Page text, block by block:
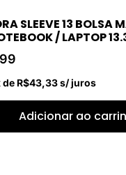
SLEEVE 13 BOLSA
/ LAPTOP
de R$43,33s/ juros
Adicionar ao